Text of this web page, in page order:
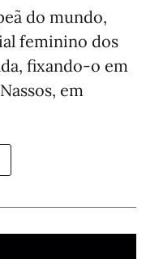
do mundo,
feminino dos
fixando-o em
em